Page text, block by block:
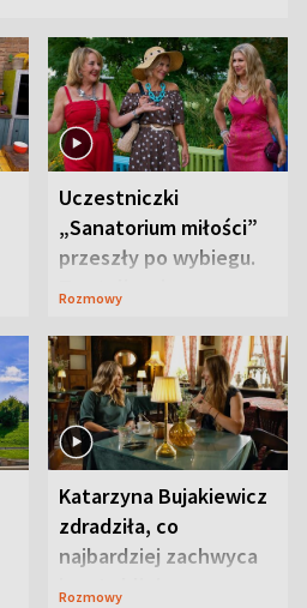
Uczestniczki
„Sanatorium miłości”
przeszły po wybiegu.
Te stylizacje
Rozmowy
Katarzyna Bujakiewicz
zdradziła, co
najbardziej zachwyca
ją w Lublinie
Rozmowy